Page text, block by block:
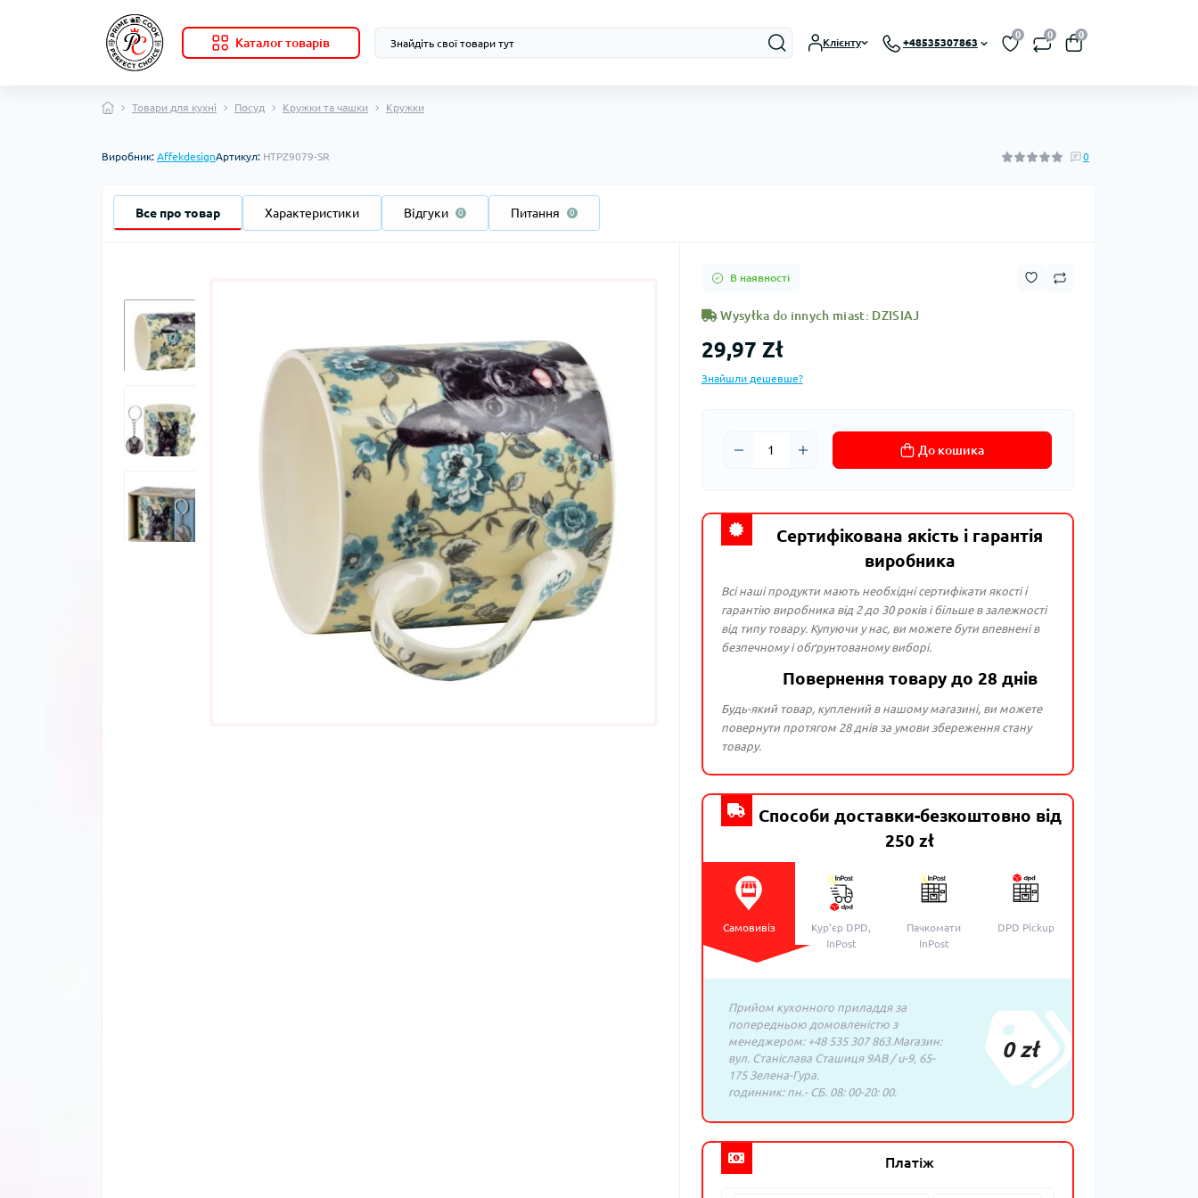
Каталог товарів Клієнту +48535307863
0 0 0
Товари для кухні Посуд Кружки та чашки Кружки
Виробник: AffekdesignАртикул: HTPZ9079-SR 0
Все про товар Характеристики Відгуки 0 Питання 0
В наявності
Wysyłka do innych miast: DZISIAJ
29,97 Zł
Знайшли дешевше?
До кошика
Сертифікована якість і гарантія
виробника
Всі наші продукти мають необхідні сертифікати якості і
гарантію виробника від 2 до 30 років і більше в залежності
від типу товару. Купуючи у нас, ви можете бути впевнені в
безпечному і обґрунтованому виборі.
Повернення товару до 28 днів
Будь-який товар, куплений в нашому магазині, ви можете
повернути протягом 28 днів за умови збереження стану
товару.
Способи доставки-безкоштовно від
250 zł
Самовивіз
Кур'єр DPD,
InPost
Пачкомати
InPost
DPD Pickup
Прийом кухонного приладдя за
попередньою домовленістю з
менеджером: +48 535 307 863.Магазин:
вул. Станіслава Сташиця 9AB / u-9, 65-
175 Зелена-Гура.
годинник: пн.- СБ. 08: 00-20: 00.
0 zł
Платіж